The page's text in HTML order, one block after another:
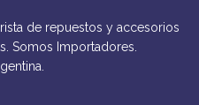
de repuestos y accesorios
Somos Importadores.